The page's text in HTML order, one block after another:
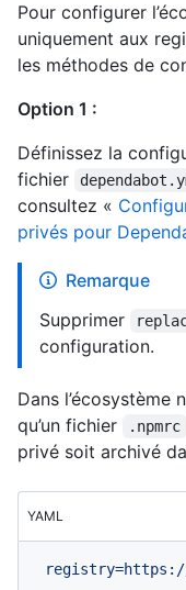
Pour configurer
uniquement aux
les méthodes de
Option 1 :
Définissez la
fichier
consultez «
privés pour
Remarque
Supprimer
configuration.
Dans l’écosystème
qu’un fichier
.npmrc
privé soit archivé
YAML